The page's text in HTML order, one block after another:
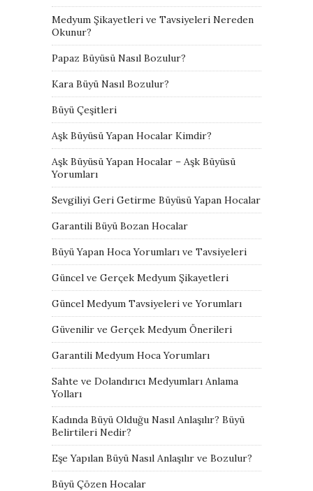
Medyum Şikayetleri ve Tavsiyeleri Nereden
Okunur?
Papaz Büyüsü Nasıl Bozulur?
Kara Büyü Nasıl Bozulur?
Büyü Çeşitleri
Aşk Büyüsü Yapan Hocalar Kimdir?
Aşk Büyüsü Yapan Hocalar – Aşk Büyüsü
Yorumları
Sevgiliyi Geri Getirme Büyüsü Yapan Hocalar
Garantili Büyü Bozan Hocalar
Büyü Yapan Hoca Yorumları ve Tavsiyeleri
Güncel ve Gerçek Medyum Şikayetleri
Güncel Medyum Tavsiyeleri ve Yorumları
Güvenilir ve Gerçek Medyum Önerileri
Garantili Medyum Hoca Yorumları
Sahte ve Dolandırıcı Medyumları Anlama
Yolları
Kadında Büyü Olduğu Nasıl Anlaşılır? Büyü
Belirtileri Nedir?
Eşe Yapılan Büyü Nasıl Anlaşılır ve Bozulur?
Büyü Çözen Hocalar